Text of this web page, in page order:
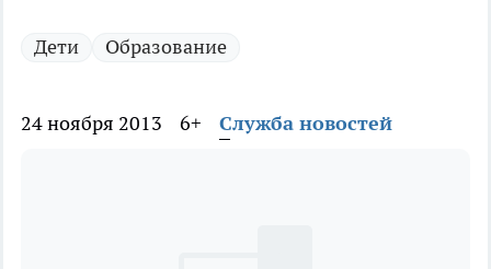
Дети Образование
24 ноября 2013 6+ Служба новостей